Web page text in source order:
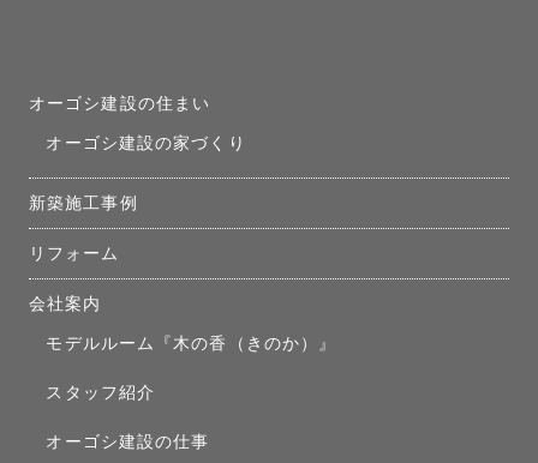
オーゴシ建設の住まい
オーゴシ建設の家づくり
新築施工事例
リフォーム
会社案内
モデルルーム『木の香（きのか）』
スタッフ紹介
オーゴシ建設の仕事